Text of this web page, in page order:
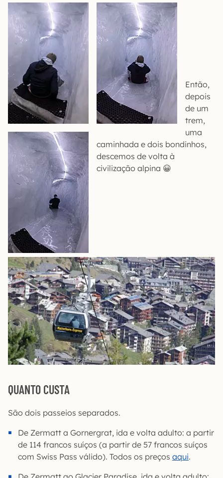
Então,
depois
de um
trem,
uma
caminhada e dois bondinhos,
descemos de volta à
civilização alpina 😀
QUANTO CUSTA
São dois passeios separados.
De Zermatt a Gornergrat, ida e volta adulto: a partir
de 114 francos suíços (a partir de 57 francos suíços
com Swiss Pass válido). Todos os preços aqui.